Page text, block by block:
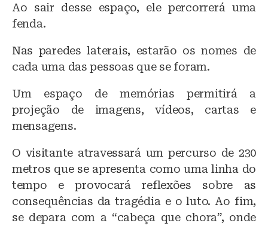
Ao sair desse espaço, ele percorrerá uma
fenda.
Nas paredes laterais, estarão os nomes de
cada uma das pessoas que se foram.
Um espaço de memórias permitirá a
projeção de imagens, vídeos, cartas e
mensagens.
O visitante atravessará um percurso de 230
metros que se apresenta como uma linha do
tempo e provocará reflexões sobre as
consequências da tragédia e o luto. Ao fim,
se depara com a “cabeça que chora”, onde